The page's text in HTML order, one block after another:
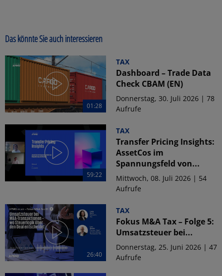
Das könnte Sie auch interessieren
01:28
TAX
Dashboard – Trade Data
Check CBAM (EN)
Donnerstag, 30. Juli 2026 | 78
Aufrufe
59:22
TAX
Transfer Pricing Insights:
AssetCos im
Spannungsfeld von...
Mittwoch, 08. Juli 2026 | 54
Aufrufe
26:40
TAX
Fokus M&A Tax – Folge 5:
Umsatzsteuer bei...
Donnerstag, 25. Juni 2026 | 47
Aufrufe